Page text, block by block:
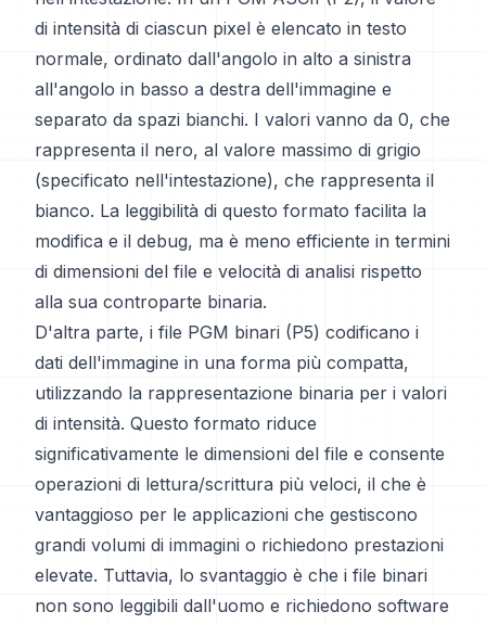
di intensità di ciascun pixel è elencato in testo
normale, ordinato dall'angolo in alto a sinistra
all'angolo in basso a destra dell'immagine e
separato da spazi bianchi. I valori vanno da 0, che
rappresenta il nero, al valore massimo di grigio
(specificato nell'intestazione), che rappresenta il
bianco. La leggibilità di questo formato facilita la
modifica e il debug, ma è meno efficiente in termini
di dimensioni del file e velocità di analisi rispetto
alla sua controparte binaria.
D'altra parte, i file PGM binari (P5) codificano i
dati dell'immagine in una forma più compatta,
utilizzando la rappresentazione binaria per i valori
di intensità. Questo formato riduce
significativamente le dimensioni del file e consente
operazioni di lettura/scrittura più veloci, il che è
vantaggioso per le applicazioni che gestiscono
grandi volumi di immagini o richiedono prestazioni
elevate. Tuttavia, lo svantaggio è che i file binari
non sono leggibili dall'uomo e richiedono software